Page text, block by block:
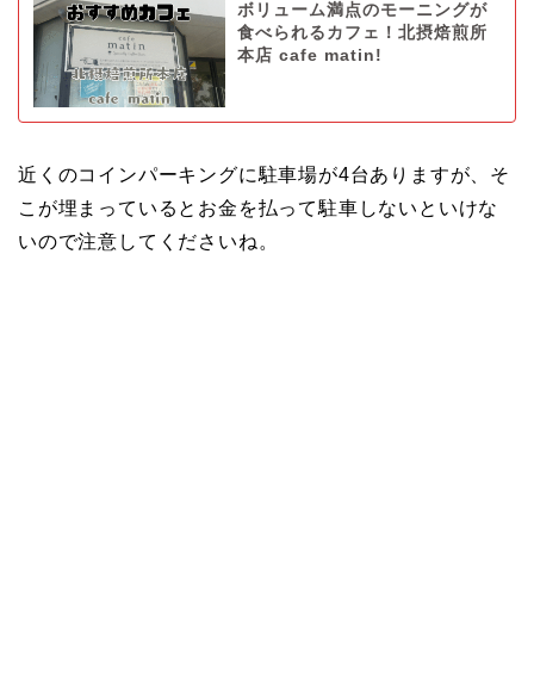
ボリューム満点のモーニングが
食べられるカフェ！北摂焙煎所
本店 cafe matin!
近くのコインパーキングに駐車場が4台ありますが、そ
こが埋まっているとお金を払って駐車しないといけな
いので注意してくださいね。